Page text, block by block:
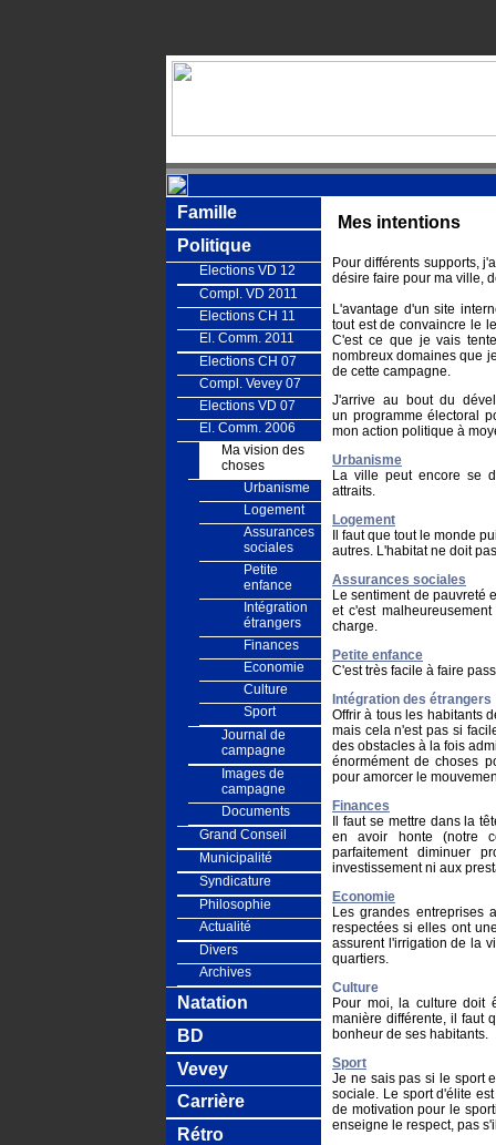
Famille
Politique
Elections VD 12
Compl. VD 2011
Elections CH 11
El. Comm. 2011
Elections CH 07
Compl. Vevey 07
Elections VD 07
El. Comm. 2006
Ma vision des
choses
Urbanisme
Logement
Assurances
sociales
Petite
enfance
Intégration
étrangers
Finances
Economie
Culture
Sport
Journal de
campagne
Images de
campagne
Documents
Grand Conseil
Municipalité
Syndicature
Philosophie
Actualité
Divers
Archives
Natation
BD
Vevey
Carrière
Rétro
Mes intentions
Pour différents supports,
désire faire pour ma ville,
L'avantage d'un site
tout est de convaincre le
C'est ce que je vais
nombreux domaines que
de cette campagne.
J'arrive au bout du
un programme électoral
mon action politique à
Urbanisme
La ville peut encore se
attraits.
Logement
Il faut que tout le monde
autres. L'habitat ne doit
Assurances sociales
Le sentiment de pauvreté
et c'est
charge.
Petite enfance
C'est très facile à faire
Intégration des étrangers
Offrir à tous les habitants
mais cela n'est pas si
des obstacles à la fois
énormément de choses
pour amorcer le
Finances
Il faut se mettre dans la
en avoir honte (notre
parfaitement diminuer
investissement ni aux
Economie
Les grandes entreprises
respectées si elles ont
assurent l'irrigation de la
quartiers.
Culture
Pour moi, la culture doit
manière différente, il faut
bonheur de ses habitants.
Sport
Je ne sais pas si le sport
sociale. Le sport d'élite
de motivation pour le
enseigne le respect, pas